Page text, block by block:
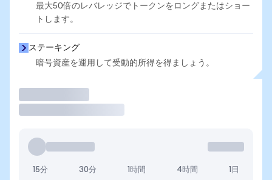
最大50倍のレバレッジでトークンをロングまたはショー
トします。
ステーキング
暗号資産を運用して受動的所得を得ましょう。
15分 30分 1時間 4時間 1日